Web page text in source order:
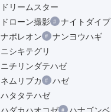
ドリームスター
ドローン撮影
ナイトダイブ
ナポレオン
ナンヨウハギ
ニシキテグリ
ニチリンダテハゼ
ネムリブカ
ハゼ
ハタタテハゼ
ハダカハオコゼ
ハナゴンベ